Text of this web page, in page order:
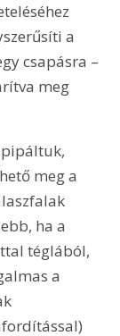
a
csapásra –
meg
meg a
ha a
téglából,
a